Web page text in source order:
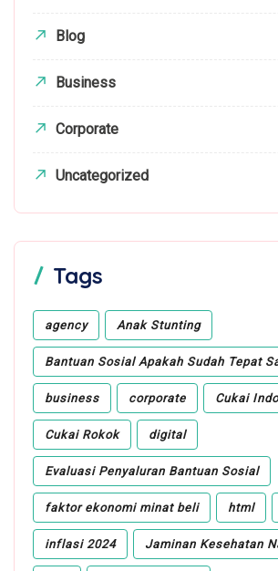
Blog
Business
Corporate
Uncategorized
Tags
agency Anak Stunting
Bantuan Sosial Apakah Sudah Tepat
business corporate Cukai
Cukai Rokok digital
Evaluasi Penyaluran Bantuan Sosial
faktor ekonomi minat beli html
inflasi 2024 Jaminan Kesehatan